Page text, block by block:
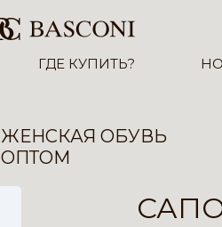
ГДЕ КУПИТЬ?
ЖЕНСКАЯ ОБУВЬ
ОПТОМ